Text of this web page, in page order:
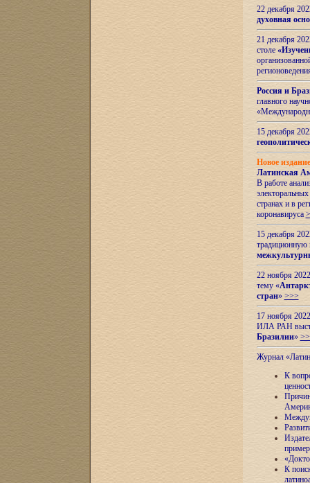
22 декабря
духовная
21 декабря
столе
Россия и
главного
15 декабря
Новое
Латинская
В работе
странах и в
коронавируса
15 декабря
22 ноября
тему «
стран» >>>
17 ноября
ИЛА РАН
Бразилии»
Журнал
К
К